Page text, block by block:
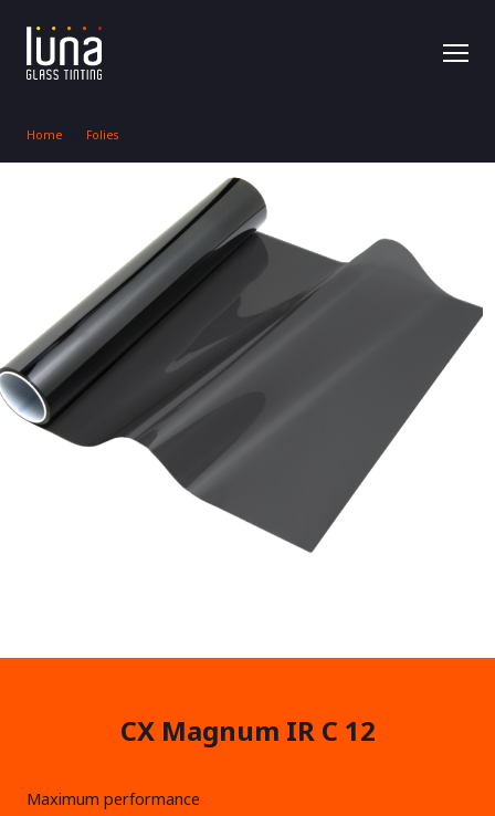
Home Folies
CX Magnum IR C 12
Maximum performance